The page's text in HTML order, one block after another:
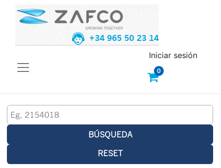
+34 965 50 23 14
0
Iniciar sesión
BÚSQUEDA
RESET